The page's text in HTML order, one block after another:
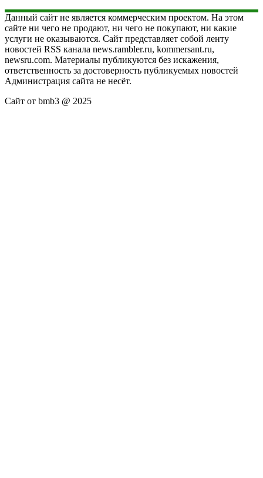
Данный сайт не является коммерческим проектом. На этом
сайте ни чего не продают, ни чего не покупают, ни какие
услуги не оказываются. Сайт представляет собой ленту
новостей RSS канала news.rambler.ru, kommersant.ru,
newsru.com. Материалы публикуются без искажения,
ответственность за достоверность публикуемых новостей
Администрация сайта не несёт.
Сайт от bmb3 @ 2025